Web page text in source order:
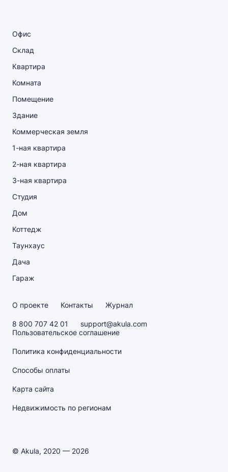
Офис
Склад
Квартира
Комната
Помещение
Здание
Коммерческая земля
1-ная квартира
2-ная квартира
3-ная квартира
Студия
Дом
Коттедж
Таунхаус
Дача
Гараж
О проекте Контакты Журнал
8 800 707 42 01
support@akula.com
Пользовательское соглашение
Политика конфиденциальности
Способы оплаты
Карта сайта
Недвижимость по регионам
© Akula, 2020 — 2026